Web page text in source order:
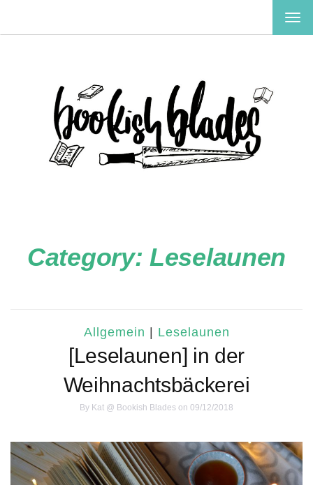
Category: Leselaunen
Allgemein Leselaunen
[Leselaunen] in der
Weihnachtsbäckerei
By Kat @ Bookish Blades on 09/12/2018